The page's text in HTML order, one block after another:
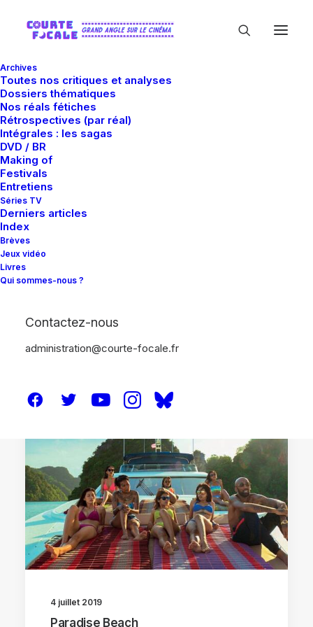
Archives
Toutes nos critiques et analyses
Dossiers thématiques
Nos réals fétiches
Rétrospectives (par réal)
Intégrales : les sagas
DVD / BR
Making of
Festivals
Entretiens
Séries TV
Derniers articles
Index
Brèves
Jeux vidéo
Livres
Qui sommes-nous ?
Contactez-nous
administration@courte-focale.fr
4 juillet 2019
Paradise Beach